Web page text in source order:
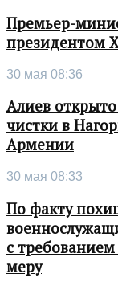
Премьер-
президентом
30 мая 08:36
Алиев
чистки в
Армении
30 мая 08:33
По факту
с
меру